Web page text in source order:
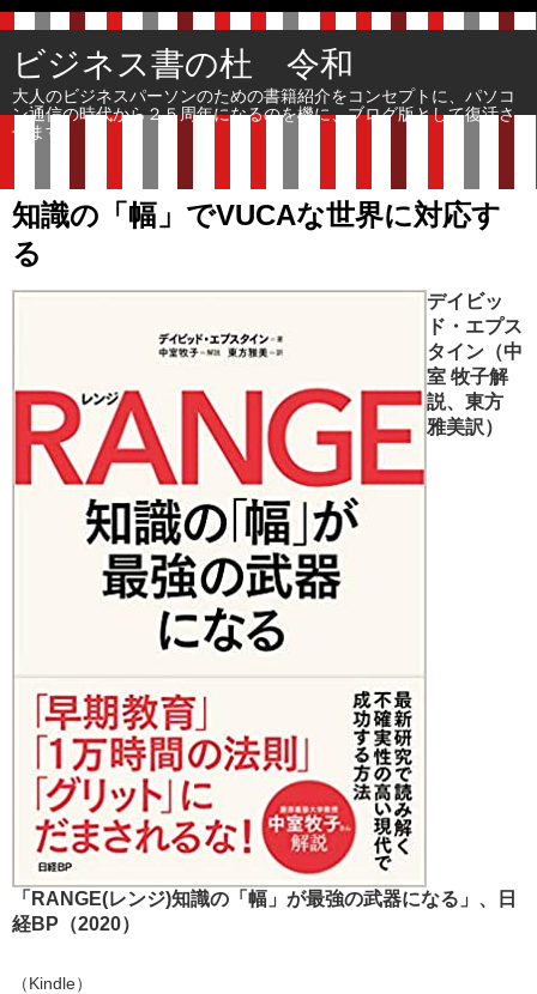
ビジネス書の杜 令和
大人のビジネスパーソンのための書籍紹介をコンセプトに、パソコ
ン通信の時代から２５周年になるのを機に、ブログ版として復活さ
せます。
知識の「幅」でVUCAな世界に対応す
る
デイビッ
ド・エプス
タイン（中
室 牧子解
説、東方
雅美訳）
「RANGE(レンジ)知識の「幅」が最強の武器になる」、日
経BP（2020）
（Kindle）